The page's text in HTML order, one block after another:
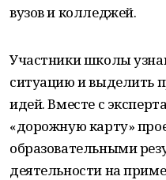
вузов и колледжей.
Участники школы
ситуацию и выделить
идей. Вместе с
«дорожную карту»
образовательными
деятельности на